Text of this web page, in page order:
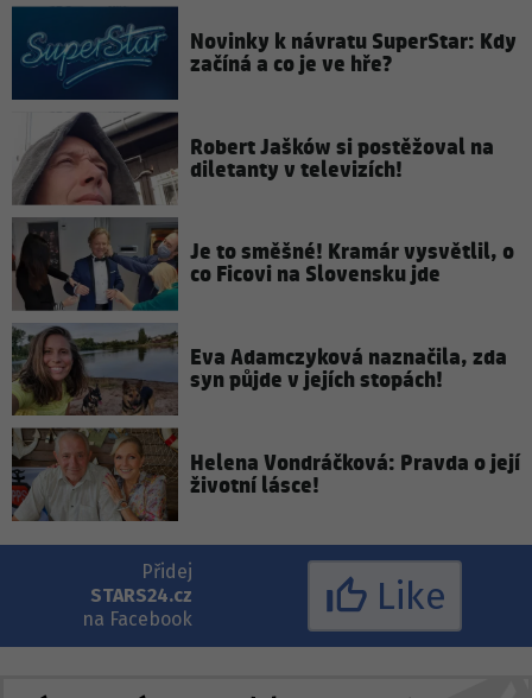
Novinky k návratu SuperStar: Kdy
začíná a co je ve hře?
Robert Jašków si postěžoval na
diletanty v televizích!
Je to směšné! Kramár vysvětlil, o
co Ficovi na Slovensku jde
Eva Adamczyková naznačila, zda
syn půjde v jejích stopách!
Helena Vondráčková: Pravda o její
životní lásce!
Přidej
STARS24.cz
na Facebook
Like